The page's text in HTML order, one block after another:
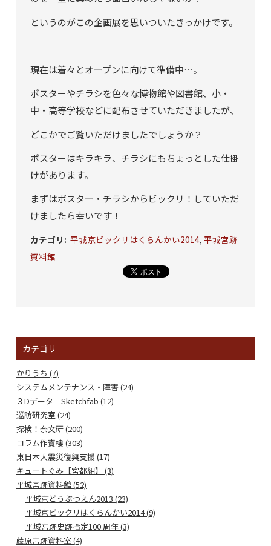
というのがこの企画展を思いついたきっかけです。
現在は着々とオープンに向けて準備中…。
ポスターやチラシを色々な博物館や図書館、小・
中・高等学校などに配布させていただきましたが、
どこかでご覧いただけましたでしょうか？
ポスターはキラキラ、チラシにもちょっとした仕掛
けがあります。
まずはポスター・チラシからビックリ！していただ
けましたら幸いです！
カテゴリ : 平城京ビックリはくらんかい2014, 平城宮跡
資料館
カテゴリ
かりうち (7)
システムメンテナンス・障害 (24)
３Dデータ Sketchfab (12)
巡訪研究室 (24)
探検！奈文研 (200)
コラム作寶樓 (303)
東日本大震災復興支援 (17)
キュートぐみ【宮都組】 (3)
平城宮跡資料館 (52)
平城京どうぶつえん2013 (23)
平城京ビックリはくらんかい2014 (9)
平城宮跡史跡指定100 周年 (3)
藤原宮跡資料室 (4)